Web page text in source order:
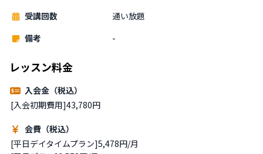
受講回数
通い放題
備考
-
レッスン料金
入会金（税込）
[入会初期費用]43,780円
会費（税込）
[平日デイタイムプラン]5,478円/月